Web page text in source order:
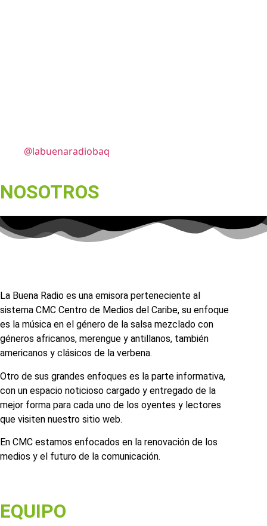
@labuenaradiobaq
NOSOTROS
La Buena Radio es una emisora perteneciente al
sistema CMC Centro de Medios del Caribe, su enfoque
es la música en el género de la salsa mezclado con
géneros africanos, merengue y antillanos, también
americanos y clásicos de la verbena.
Otro de sus grandes enfoques es la parte informativa,
con un espacio noticioso cargado y entregado de la
mejor forma para cada uno de los oyentes y lectores
que visiten nuestro sitio web.
En CMC estamos enfocados en la renovación de los
medios y el futuro de la comunicación.
EQUIPO